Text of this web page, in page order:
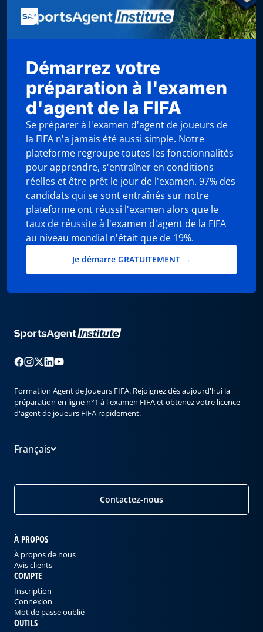
Démarrez votre
préparation à l'examen
d'agent de la FIFA
Se préparer à l'examen d'agent de joueurs de
la FIFA n'a jamais été aussi simple. Notre
plateforme regroupe toutes les fonctionnalités
pour apprendre, s'entraîner en conditions
réelles et être prêt le jour de l'examen. 97% des
candidats qui se sont entraînés sur notre
plateforme ont réussi l'examen alors que le
taux de réussite à l'examen d'agent de la FIFA
au niveau mondial n'était que de 19%.
Je démarre GRATUITEMENT →
Formation Agent de Joueurs FIFA. Rejoignez dès aujourd'hui la
préparation en ligne n°1 à l'examen FIFA et obtenez votre licence
d'agent de joueurs FIFA rapidement.
Français
Contactez-nous
À PROPOS
À propos de nous
Avis clients
COMPTE
Inscription
Connexion
Mot de passe oublié
OUTILS